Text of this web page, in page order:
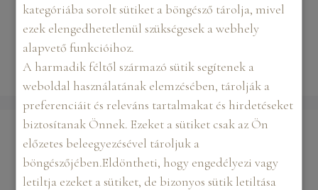
kategóriába sorolt sütiket a böngésző tárolja, mivel
ezek elengedhetetlenül szükségesek a webhely
alapvető funkcióihoz.
A harmadik féltől származó sütik segítenek a
weboldal használatának elemzésében, tárolják a
preferenciáit és releváns tartalmakat és hirdetéseket
biztosítanak Önnek. Ezeket a sütiket csak az Ön
előzetes beleegyezésével tároljuk a
böngészőjében.Eldöntheti, hogy engedélyezi vagy
letiltja ezeket a sütiket, de bizonyos sütik letiltása
Keresés
LEGUTÓBBI
BEJEGYZÉSEK